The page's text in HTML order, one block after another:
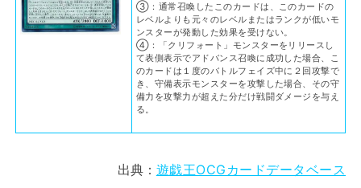
③：通常召喚したこのカードは、このカードの
レベルよりも元々のレベルまたはランクが低いモ
ンスターが発動した効果を受けない。
④：「クリフォート」モンスターをリリースし
て表側表示でアドバンス召喚に成功した場合、こ
のカードは１度のバトルフェイズ中に２回攻撃で
き、守備表示モンスターを攻撃した場合、その守
備力を攻撃力が超えた分だけ戦闘ダメージを与え
る。
出典： 遊戯王OCGカードデータベース